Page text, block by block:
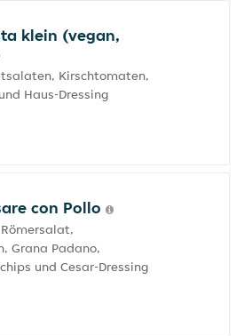
klein (vegan,
Kirschtomaten,
Haus-Dressing
con Pollo
Grana Padano,
und Cesar-Dressing